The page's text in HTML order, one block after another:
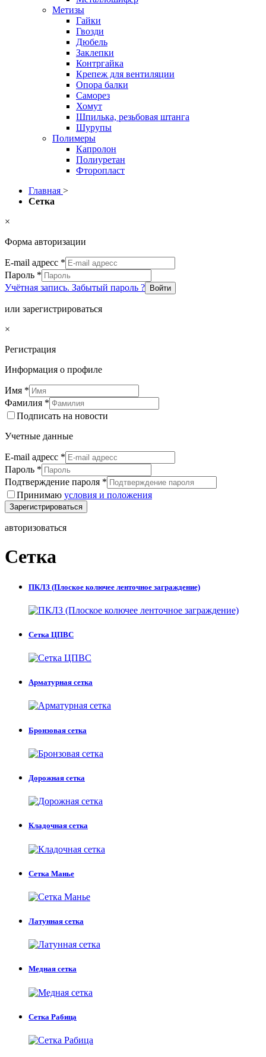
Метизы
Гайки
Гвозди
Дюбель
Заклепки
Контргайка
Крепеж для вентиляции
Опора балки
Саморез
Хомут
Шпилька, резьбовая штанга
Шурупы
Полимеры
Капролон
Полиуретан
Фторопласт
Главная >
Сетка
×
Форма авторизации
E-mail адресс *
Пароль *
Учётная запись. Забытый пароль ?
Войти
или зарегистрироваться
×
Регистрация
Информация о профиле
Имя *
Фамилия *
Подписать на новости
Учетные данные
E-mail адресс *
Пароль *
Подтверждение пароля *
Принимаю условия и положения
Зарегистрироваться
авторизоваться
Сетка
ПКЛЗ (Плоское колючее ленточное заграждение)
Сетка ЦПВС
Арматурная сетка
Бронзовая сетка
Дорожная сетка
Кладочная сетка
Сетка Манье
Латунная сетка
Медная сетка
Сетка Рабица